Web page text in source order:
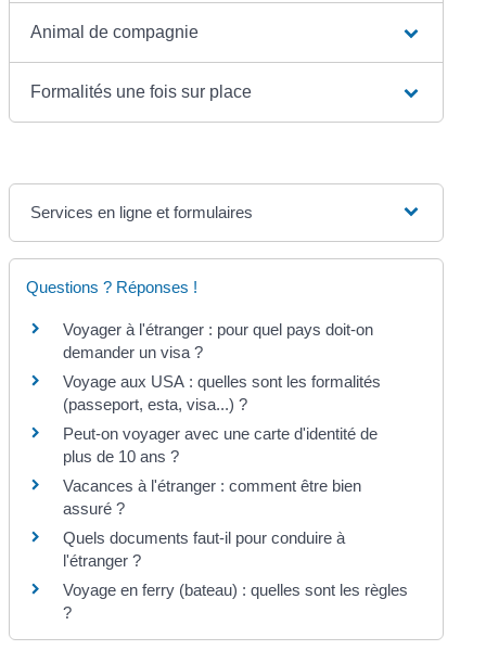
Animal de compagnie
Formalités une fois sur place
Services en ligne et formulaires
Questions ? Réponses !
Voyager à l'étranger : pour quel pays doit-on
demander un visa ?
Voyage aux USA : quelles sont les formalités
(passeport, esta, visa...) ?
Peut-on voyager avec une carte d'identité de
plus de 10 ans ?
Vacances à l'étranger : comment être bien
assuré ?
Quels documents faut-il pour conduire à
l'étranger ?
Voyage en ferry (bateau) : quelles sont les règles
?